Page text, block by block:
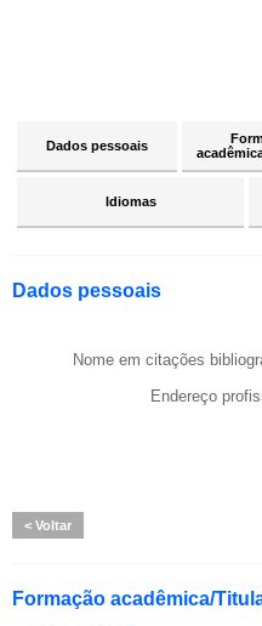
Dados pessoais
Idiomas
Dados pessoais
Nome em citações
Endereço
Voltar
Formação acadêmica/